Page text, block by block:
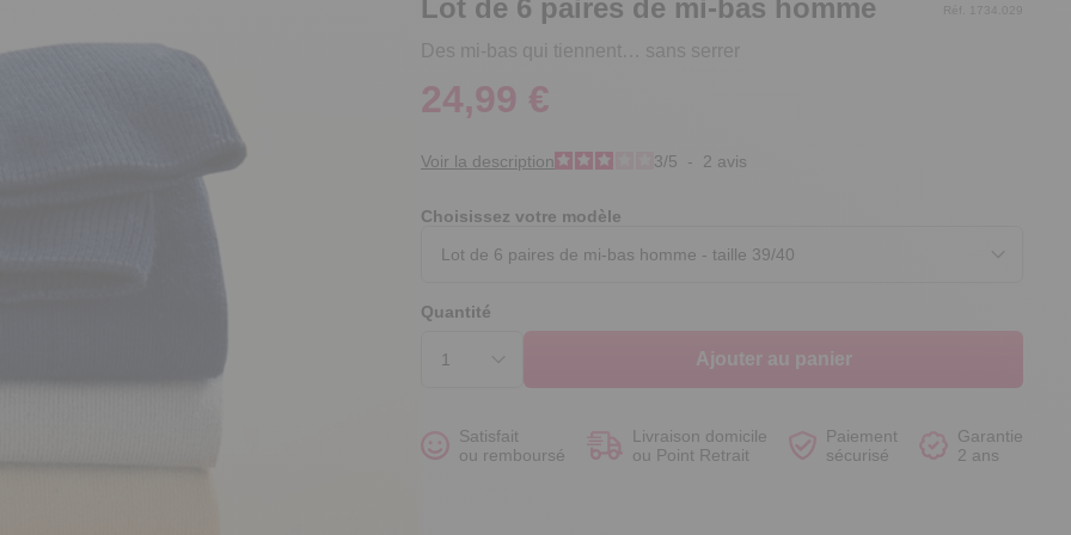
Lot de 6 paires de mi-bas homme
Des mi-bas qui tiennent… sans serrer
Réf. 1734.029
24,99 €
Voir la description 3/5 - 2 avis
Choisissez votre modèle
Quantité
Ajouter au panier
Satisfait
ou remboursé
Livraison domicile
ou Point Retrait
Paiement
sécurisé
Garantie
2 ans